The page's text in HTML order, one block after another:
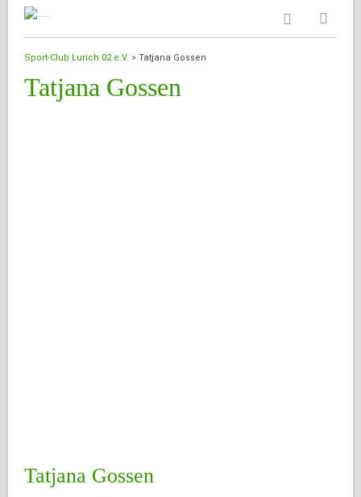
Sport-Club Lurich 02 e.V. > Tatjana Gossen
Tatjana Gossen
Tatjana Gossen